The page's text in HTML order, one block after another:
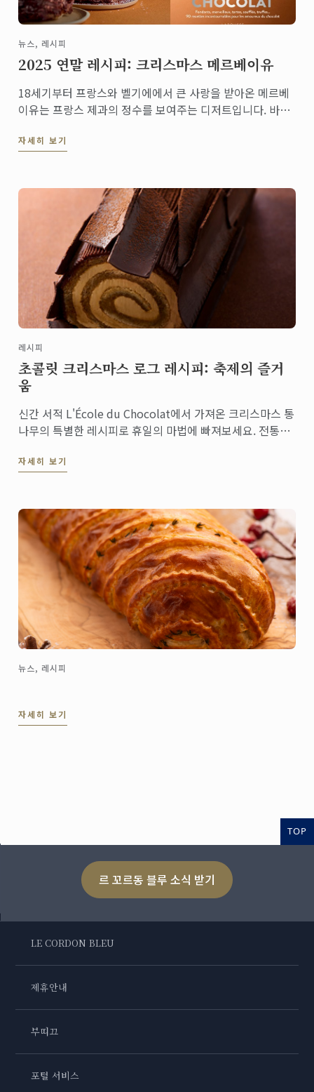
뉴스, 레시피
2025 연말 레시피: 크리스마스 메르베이유
18세기부터 프랑스와 벨기에에서 큰 사랑을 받아온 메르베
이유는 프랑스 제과의 정수를 보여주는 디저트입니다. 바삭
을 장식한 다크 초콜릿 쉐이빙이 어우러져 가벼우면서도 깊
자세히 보기
레시피
초콜릿 크리스마스 로그 레시피: 축제의 즐거
움
신간 서적 L'École du Chocolat에서 가져온 크리스마스 통
나무의 특별한 레시피로 휴일의 마법에 빠져보세요. 전통과
스마스 테이블을 더욱 빛나게 해줄 완벽한 제품입니다.
자세히 보기
뉴스, 레시피
자세히 보기
TOP
르 꼬르동 블루 소식 받기
LE CORDON BLEU
제휴안내
부띠끄
포털 서비스